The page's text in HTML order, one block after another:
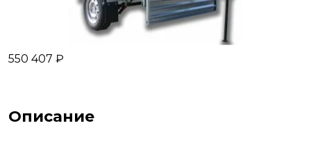
550 407 ₽
Описание